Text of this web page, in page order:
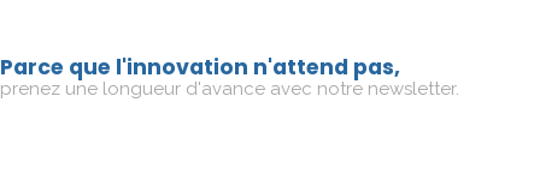
Parce que l'innovation n'attend pas,
prenez une longueur d'avance avec notre newsletter.